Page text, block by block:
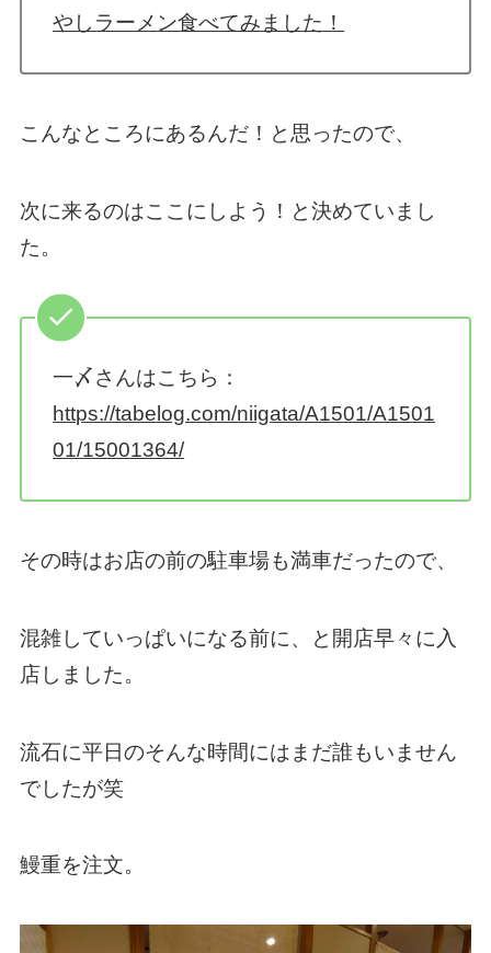
やしラーメン食べてみました！
こんなところにあるんだ！と思ったので、
次に来るのはここにしよう！と決めていまし
た。
一〆さんはこちら：
https://tabelog.com/niigata/A1501/A1501
01/15001364/
その時はお店の前の駐車場も満車だったので、
混雑していっぱいになる前に、と開店早々に入
店しました。
流石に平日のそんな時間にはまだ誰もいません
でしたが笑
鰻重を注文。